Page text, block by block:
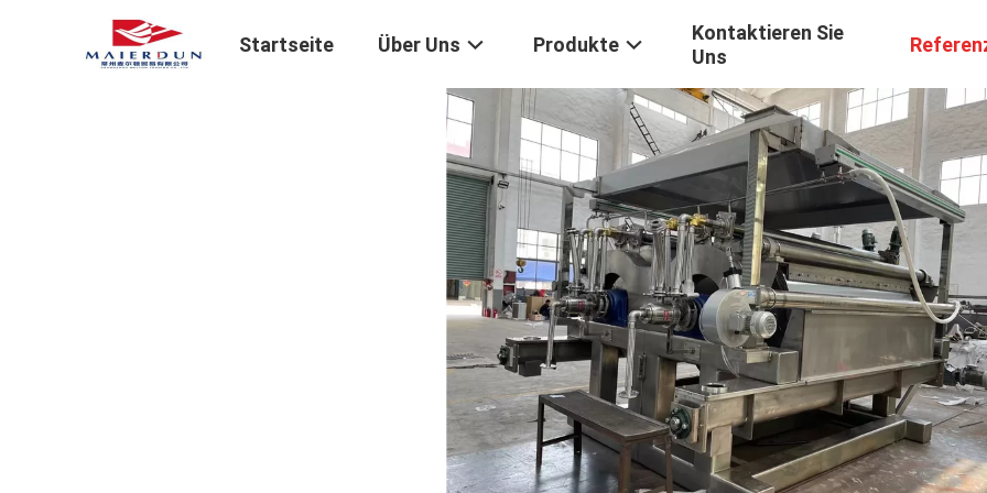
Startseite Über Uns Produkte
Kontaktieren Sie
Uns